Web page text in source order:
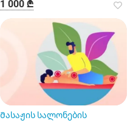
1 000 ₾
Მასაჟის სალონების